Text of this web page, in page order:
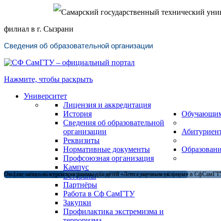
Самарский государственный технический
филиал в г. Сызрани
Сведения об образовательной организации
Нажмите, чтобы раскрыть
Университет
Лицензия и аккредитация
История
Сведения об образовательной
организации
Реквизиты
Нормативные документы
Профсоюзная организация
Кампус
Ветераны
Партнёры
Работа в Сф СамГТУ
Закупки
Профилактика экстремизма и
Магистратура в Сызранском филиале СамГТУ — теперь и в очной форме
Открыт набор на летние программы для детей «Лето с научным уклоном» в
On-Line запись на курсы